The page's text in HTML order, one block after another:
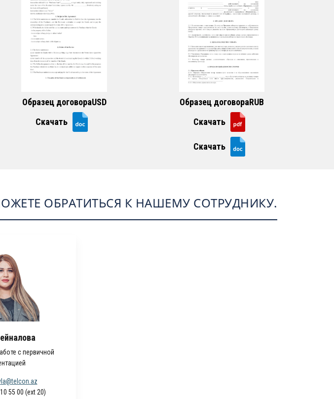
Образец договораUSD
Скачать
Образец договораRUB
Скачать
Скачать
ОБРАТИТЬСЯ К НАШЕМУ СОТРУДНИКУ.
с первичной
55 00 (ext 20)